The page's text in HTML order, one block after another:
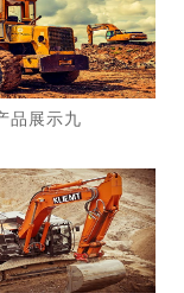
品展示九